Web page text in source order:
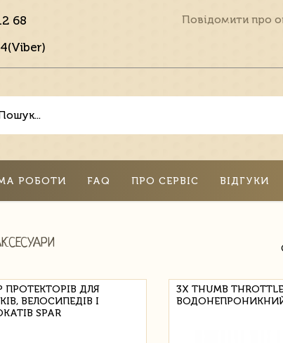
68
Повідомити про
РОБОТИ FAQ ПРО СЕРВІС ВІДГУКИ
ПРОТЕКТОРІВ ДЛЯ
ВЕЛОСИПЕДІВ І
SPAR
3X THUMB THROTTLE